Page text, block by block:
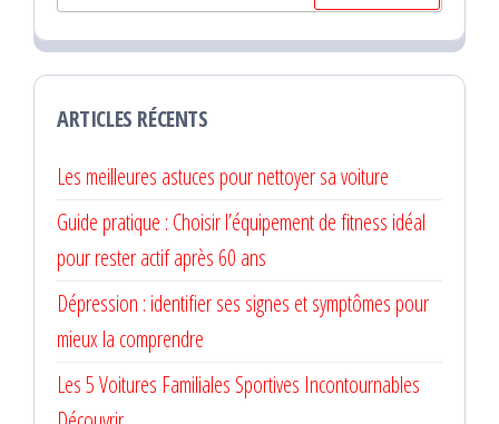
ARTICLES RÉCENTS
Les meilleures astuces pour nettoyer sa voiture
Guide pratique : Choisir l’équipement de fitness idéal
pour rester actif après 60 ans
Dépression : identifier ses signes et symptômes pour
mieux la comprendre
Les 5 Voitures Familiales Sportives Incontournables